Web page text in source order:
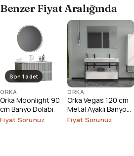
Benzer Fiyat Aralığında
Son 1 adet
ORKA
Orka Moonlight 90
cm Banyo Dolabı
Fiyat Sorunuz
ORKA
Orka Vegas 120 cm
Metal Ayaklı Banyo
Dolabı
Fiyat Sorunuz